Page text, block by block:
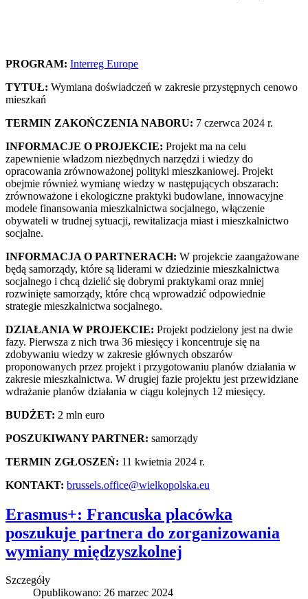
PROGRAM: Interreg Europe
TYTUŁ: Wymiana doświadczeń w zakresie przystępnych cenowo
mieszkań
TERMIN ZAKOŃCZENIA NABORU: 7 czerwca 2024 r.
INFORMACJE O PROJEKCIE: Projekt ma na celu
zapewnienie władzom niezbędnych narzędzi i wiedzy do
opracowania zrównoważonej polityki mieszkaniowej. Projekt
obejmie również wymianę wiedzy w następujących obszarach:
zrównoważone i ekologiczne praktyki budowlane, innowacyjne
modele finansowania mieszkalnictwa socjalnego, włączenie
obywateli w trudnej sytuacji, rewitalizacja miast i mieszkalnictwo
socjalne.
INFORMACJA O PARTNERACH: W projekcie zaangażowane
będą samorządy, które są liderami w dziedzinie mieszkalnictwa
socjalnego i chcą dzielić się dobrymi praktykami oraz mniej
rozwinięte samorządy, które chcą wprowadzić odpowiednie
strategie mieszkalnictwa socjalnego.
DZIAŁANIA W PROJEKCIE: Projekt podzielony jest na dwie
fazy. Pierwsza z nich trwa 36 miesięcy i koncentruje się na
zdobywaniu wiedzy w zakresie głównych obszarów
proponowanych przez projekt i przygotowaniu planów działania w
zakresie mieszkalnictwa. W drugiej fazie projektu jest przewidziane
wdrażanie planów działania w ciągu kolejnych 12 miesięcy.
BUDŻET: 2 mln euro
POSZUKIWANY PARTNER: samorządy
TERMIN ZGŁOSZEŃ: 11 kwietnia 2024 r.
KONTAKT: brussels.office@wielkopolska.eu
Erasmus+: Francuska placówka
poszukuje partnera do zorganizowania
wymiany międzyszkolnej
Szczegóły
Opublikowano: 26 marzec 2024